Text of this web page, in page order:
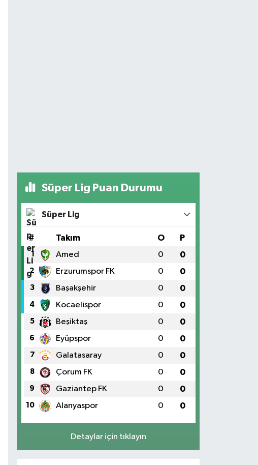
Süper Lig Puan Durumu
Süper Lig
# Takım O P
1 Amed 0 0
2 Erzurumspor FK 0 0
3 Başakşehir 0 0
4 Kocaelispor 0 0
5 Beşiktaş 0 0
6 Eyüpspor 0 0
7 Galatasaray 0 0
8 Çorum FK 0 0
9 Gaziantep FK 0 0
10 Alanyaspor 0 0
Detaylar için tıklayın